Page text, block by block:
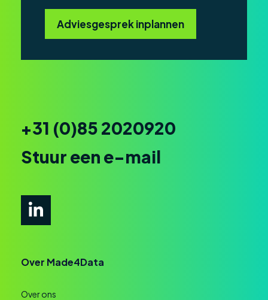
Adviesgesprek inplannen
+31 (0)85 2020920
Stuur een e-mail
Over Made4Data
Over ons